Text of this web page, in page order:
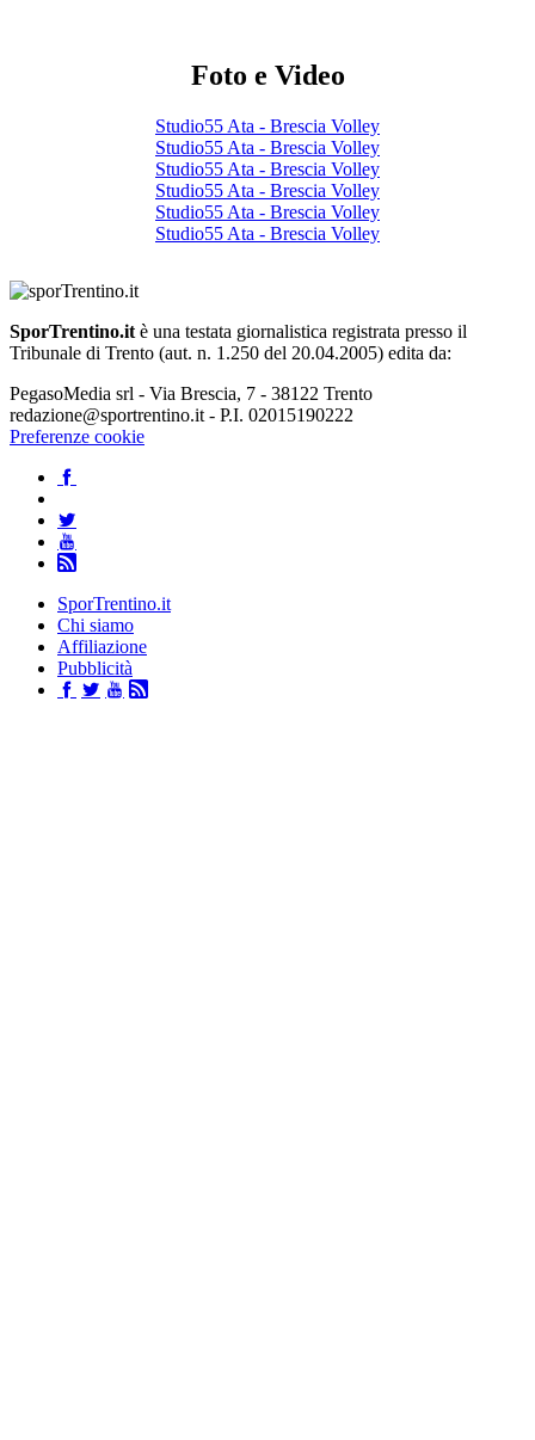
Foto e Video
Studio55 Ata - Brescia Volley
Studio55 Ata - Brescia Volley
Studio55 Ata - Brescia Volley
Studio55 Ata - Brescia Volley
Studio55 Ata - Brescia Volley
Studio55 Ata - Brescia Volley
SporTrentino.it è una testata giornalistica registrata presso il
Tribunale di Trento (aut. n. 1.250 del 20.04.2005) edita da:
PegasoMedia srl - Via Brescia, 7 - 38122 Trento
redazione@sportrentino.it - P.I. 02015190222
Preferenze cookie
SporTrentino.it
Chi siamo
Affiliazione
Pubblicità